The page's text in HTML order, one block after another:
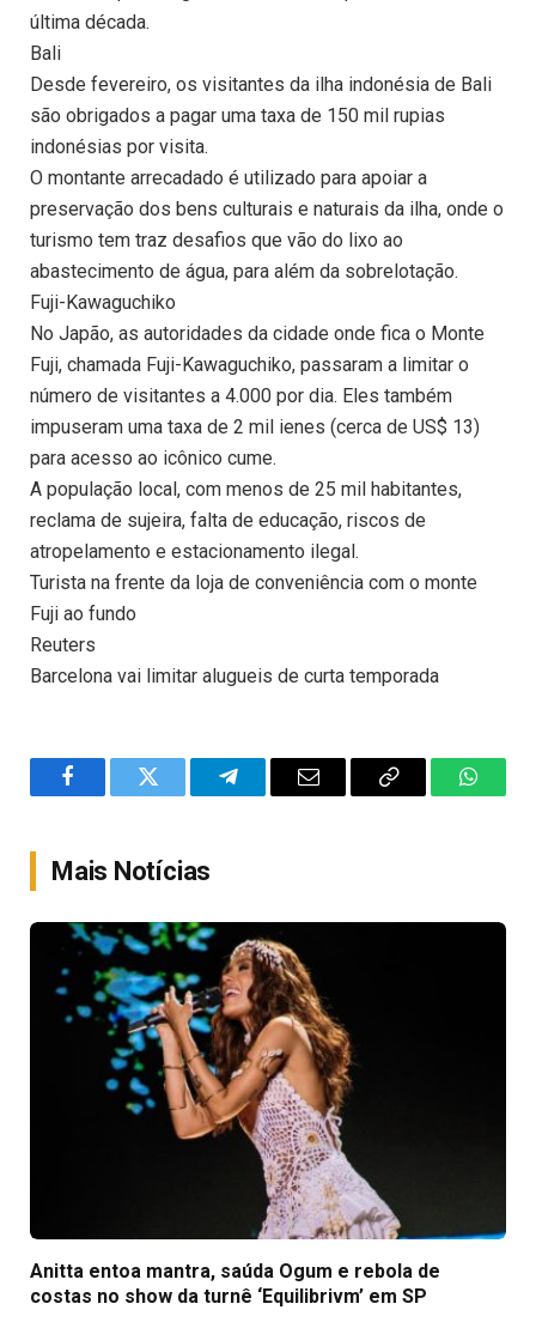
última década.
Bali
Desde fevereiro, os visitantes da ilha indonésia de Bali
são obrigados a pagar uma taxa de 150 mil rupias
indonésias por visita.
O montante arrecadado é utilizado para apoiar a
preservação dos bens culturais e naturais da ilha, onde o
turismo tem traz desafios que vão do lixo ao
abastecimento de água, para além da sobrelotação.
Fuji-Kawaguchiko
No Japão, as autoridades da cidade onde fica o Monte
Fuji, chamada Fuji-Kawaguchiko, passaram a limitar o
número de visitantes a 4.000 por dia. Eles também
impuseram uma taxa de 2 mil ienes (cerca de US$ 13)
para acesso ao icônico cume.
A população local, com menos de 25 mil habitantes,
reclama de sujeira, falta de educação, riscos de
atropelamento e estacionamento ilegal.
Turista na frente da loja de conveniência com o monte
Fuji ao fundo
Reuters
Barcelona vai limitar alugueis de curta temporada
FacebookTwitter TelegramEmail
Copy
Mais Notícias
Anitta entoa mantra, saúda Ogum e rebola de
costas no show da turnê ‘Equilibrivm’ em SP